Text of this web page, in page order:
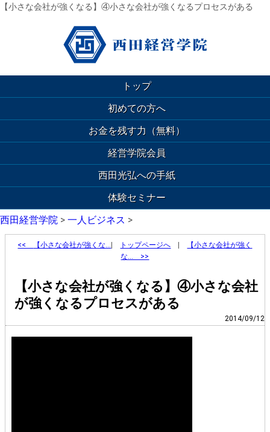
【小さな会社が強くなる】④小さな会社が強くなるプロセスがある
トップ
初めての方へ
お金を残す力（無料）
経営学院会員
西田光弘への手紙
体験セミナー
西田経営学院 > 一人ビジネス >
<< 【小さな会社が強くな… トップページへ
【小さな会社が強く
な… >>
【小さな会社が強くなる】④小さな会社
が強くなるプロセスがある
2014/09/12